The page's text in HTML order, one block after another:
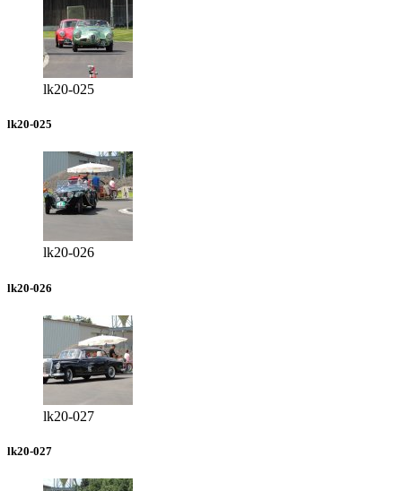
lk20-025
lk20-025
lk20-026
lk20-026
lk20-027
lk20-027